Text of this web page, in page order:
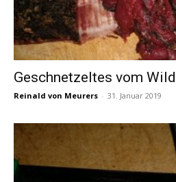
Geschnetzeltes vom Wild
Reinald von Meurers - 31. Januar 2019